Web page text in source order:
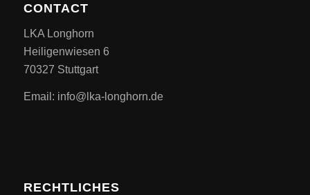
CONTACT
LKA Longhorn
Heiligenwiesen 6
70327 Stuttgart
Email: info@lka-longhorn.de
RECHTLICHES